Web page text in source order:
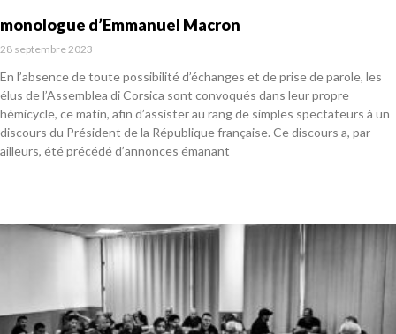
monologue d’Emmanuel Macron
28 septembre 2023
En l’absence de toute possibilité d’échanges et de prise de parole, les
élus de l’Assemblea di Corsica sont convoqués dans leur propre
hémicycle, ce matin, afin d’assister au rang de simples spectateurs à un
discours du Président de la République française. Ce discours a, par
ailleurs, été précédé d’annonces émanant